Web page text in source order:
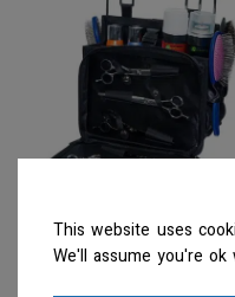
ARTERO – תיק מזוודה לכלי
עבודה CUNNING
This website uses
We'll assume you're